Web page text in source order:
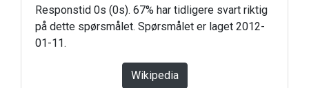
Responstid 0s (0s). 67% har tidligere svart riktig
på dette spørsmålet. Spørsmålet er laget 2012-
01-11.
Wikipedia